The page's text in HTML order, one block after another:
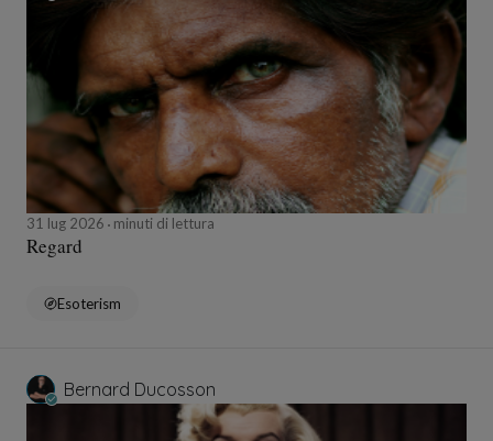
31 lug 2026 minuti di lettura
Regard
Esoterism
Bernard Ducosson